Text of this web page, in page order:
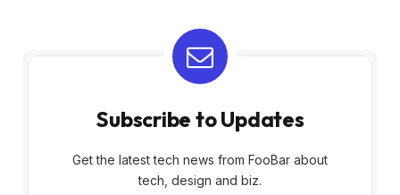
Subscribe to Updates
Get the latest tech news from FooBar about
tech, design and biz.